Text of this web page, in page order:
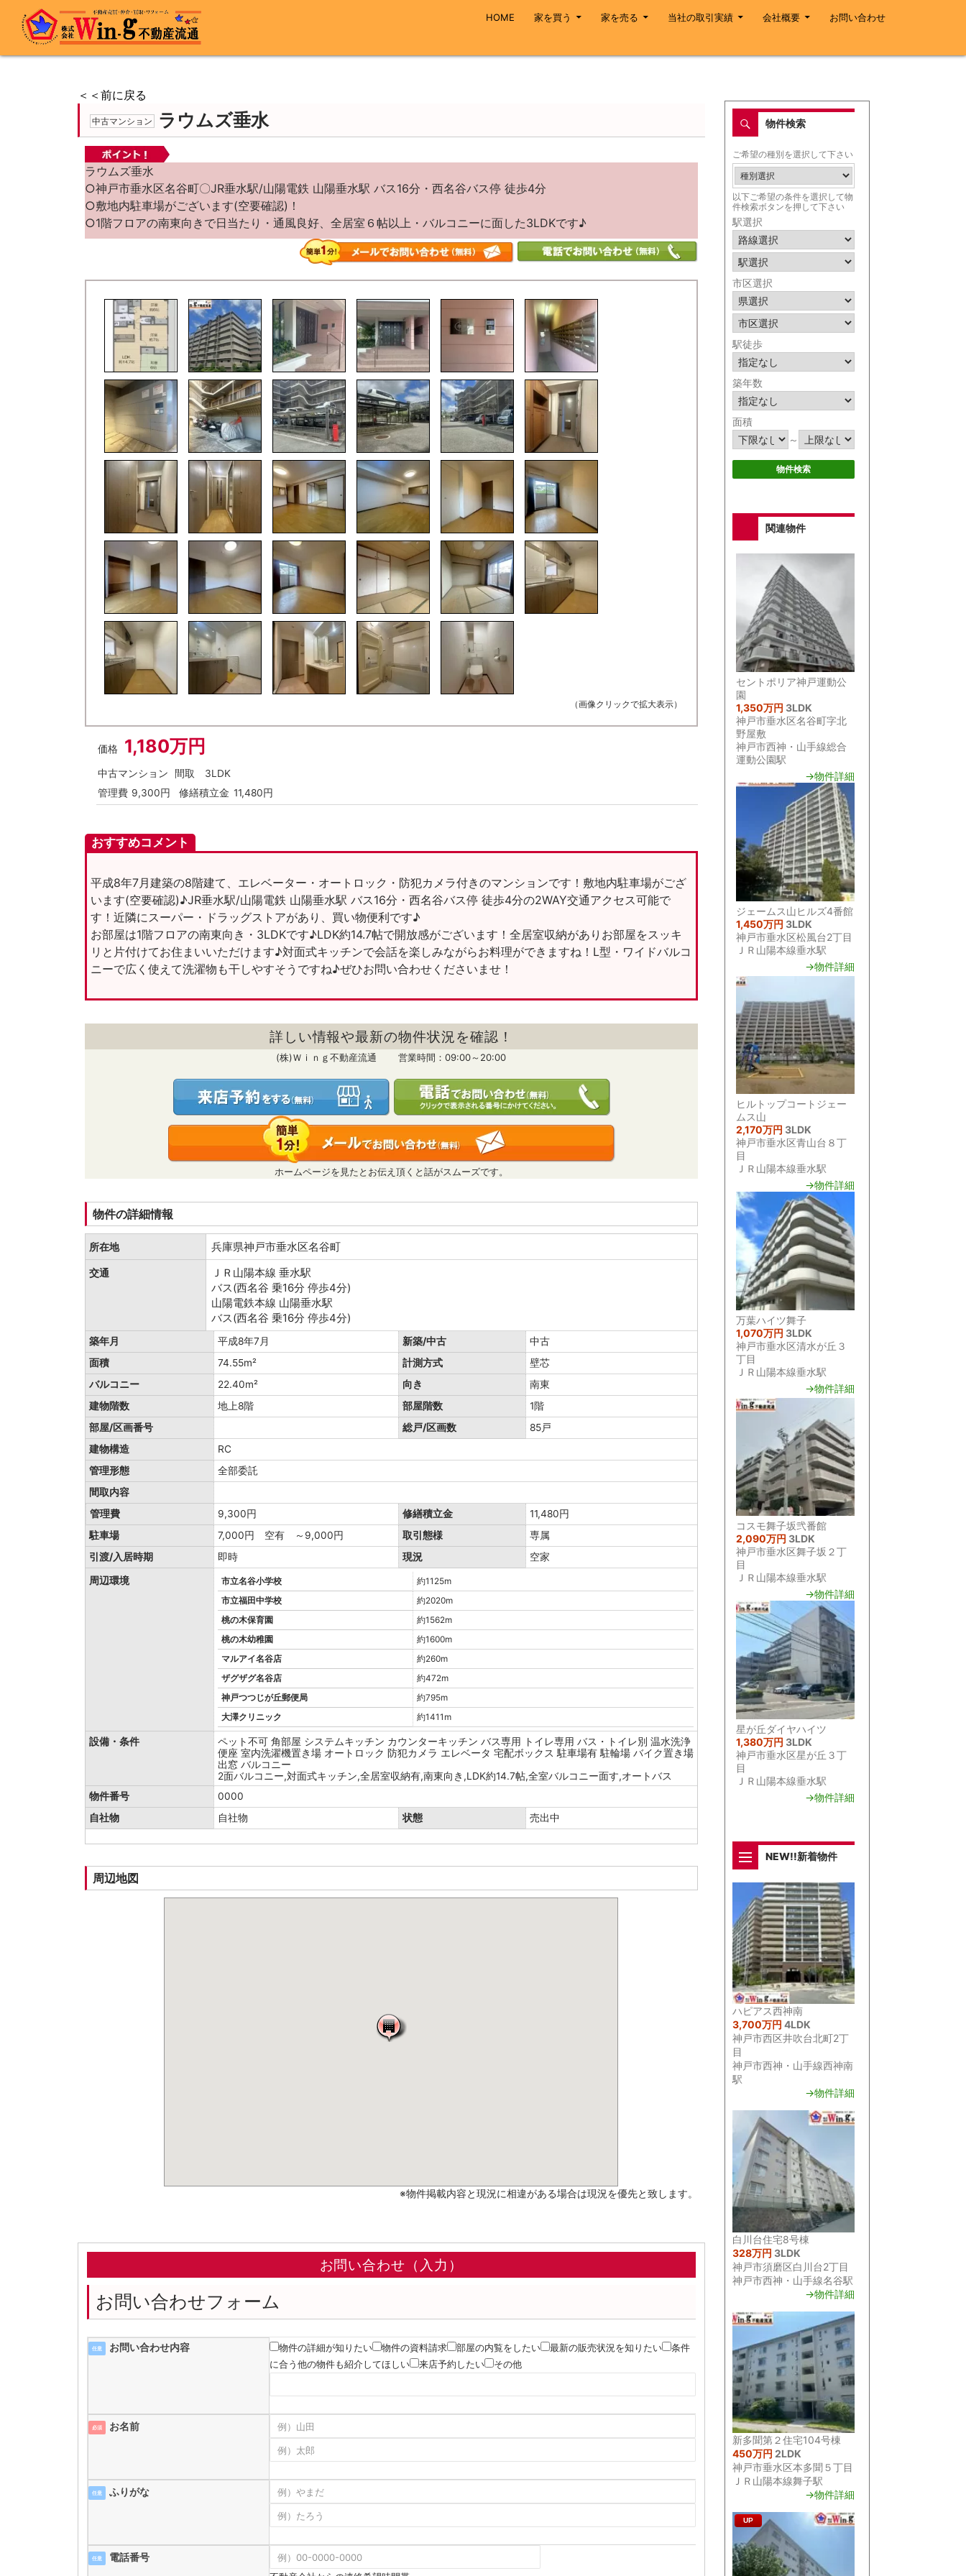
HOME
家を買う 家を売る 当社の取引実績 会社概要 お問い合わせ
＜＜前に戻る
中古マンション ラウムズ垂水
ラウムズ垂水
○神戸市垂水区名谷町〇JR垂水駅/山陽電鉄 山陽垂水駅 バス16分・西名谷バス停 徒歩4分
○敷地内駐車場がございます(空要確認)！
○1階フロアの南東向きで日当たり・通風良好、全居室６帖以上・バルコニーに面した3LDKです♪
（画像クリックで拡大表示）
価格 1,180万円
中古マンション 間取
3LDK
管理費 9,300円 修繕積立金 11,480円
おすすめコメント
平成8年7月建築の8階建て、エレベーター・オートロック・防犯カメラ付きのマンションです！敷地内駐車場がござ
います(空要確認)♪JR垂水駅/山陽電鉄 山陽垂水駅 バス16分・西名谷バス停 徒歩4分の2WAY交通アクセス可能で
す！近隣にスーパー・ドラッグストアがあり、買い物便利です♪
お部屋は1階フロアの南東向き・3LDKです♪LDK約14.7帖で開放感がございます！全居室収納がありお部屋をスッキ
リと片付けてお住まいいただけます♪対面式キッチンで会話を楽しみながらお料理ができますね！L型・ワイドバルコ
ニーで広く使えて洗濯物も干しやすそうですね♪ぜひお問い合わせくださいませ！
詳しい情報や最新の物件状況を確認！
(株)Ｗｉｎｇ不動産流通 営業時間：09:00～20:00
ホームページを見たとお伝え頂くと話がスムーズです。
物件の詳細情報
所在地 兵庫県神戸市垂水区名谷町
交通
ＪＲ山陽本線 垂水駅
バス(西名谷 乗16分 停歩4分)
山陽電鉄本線 山陽垂水駅
バス(西名谷 乗16分 停歩4分)
築年月 平成8年7月 新築/中古
中古
面積
74.55m² 計測方式
壁芯
バルコニー
22.40m² 向き
南東
建物階数
地上8階 部屋階数
1階
部屋/区画番号
総戸/区画数
85戸
建物構造
RC
管理形態
全部委託
間取内容
管理費
9,300円 修繕積立金
11,480円
駐車場
7,000円 空有 ～9,000円 取引態様
専属
引渡/入居時期
即時 現況 空家
周辺環境 市立名谷小学校
約1125m
市立福田中学校
約2020m
桃の木保育園
約1562m
桃の木幼稚園
約1600m
マルアイ名谷店
約260m
ザグザグ名谷店
約472m
神戸つつじが丘郵便局
約795m
大澤クリニック
約1411m
設備・条件 ペット不可 角部屋 システムキッチン カウンターキッチン バス専用 トイレ専用 バス・トイレ別 温水洗浄
便座 室内洗濯機置き場 オートロック 防犯カメラ エレベータ 宅配ボックス 駐車場有 駐輪場 バイク置き場
出窓 バルコニー
2面バルコニー,対面式キッチン,全居室収納有,南東向き,LDK約14.7帖,全室バルコニー面す,オートバス
物件番号
0000
自社物
自社物 状態 売出中
周辺地図
※物件掲載内容と現況に相違がある場合は現況を優先と致します。
お問い合わせ（入力）
お問い合わせフォーム
任意 お問い合わせ内容 物件の詳細が知りたい 物件の資料請求 部屋の内覧をしたい 最新の販売状況を知りたい
条件
に合う他の物件も紹介してほしい
来店予約したい その他
必須 お名前
任意 ふりがな
任意 電話番号
物件検索
ご希望の種別を選択して下さい
以下ご希望の条件を選択して物
件検索ボタンを押して下さい
駅選択
市区選択
駅徒歩
築年数
面積
～
関連物件
セントポリア神戸運動公
園
1,350万円 3LDK
神戸市垂水区名谷町字北
野屋敷
神戸市西神・山手線総合
運動公園駅
→物件詳細
ジェームス山ヒルズ4番館
1,450万円 3LDK
神戸市垂水区松風台2丁目
ＪＲ山陽本線垂水駅
→物件詳細
ヒルトップコートジェー
ムス山
2,170万円 3LDK
神戸市垂水区青山台８丁
目
ＪＲ山陽本線垂水駅
→物件詳細
万葉ハイツ舞子
1,070万円 3LDK
神戸市垂水区清水が丘３
丁目
ＪＲ山陽本線垂水駅
→物件詳細
コスモ舞子坂弐番館
2,090万円 3LDK
神戸市垂水区舞子坂２丁
目
ＪＲ山陽本線垂水駅
→物件詳細
星が丘ダイヤハイツ
1,380万円 3LDK
神戸市垂水区星が丘３丁
目
ＪＲ山陽本線垂水駅
→物件詳細
NEW!!新着物件
ハピアス西神南
3,700万円4LDK
神戸市西区井吹台北町2丁
目
神戸市西神・山手線西神南
駅
→物件詳細
白川台住宅8号棟
328万円 3LDK
神戸市須磨区白川台2丁目
神戸市西神・山手線名谷駅
→物件詳細
新多聞第２住宅104号棟
450万円2LDK
神戸市垂水区本多聞５丁目
ＪＲ山陽本線舞子駅
→物件詳細
UP